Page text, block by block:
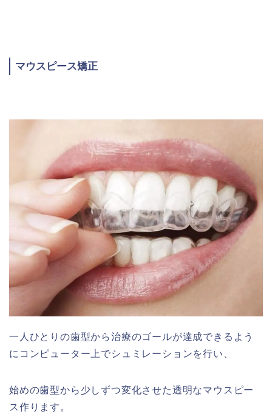
マウスピース矯正
一人ひとりの歯型から治療のゴールが達成できるよう
にコンピューター上でシュミレーションを行い、
始めの歯型から少しずつ変化させた透明なマウスピー
ス作ります。